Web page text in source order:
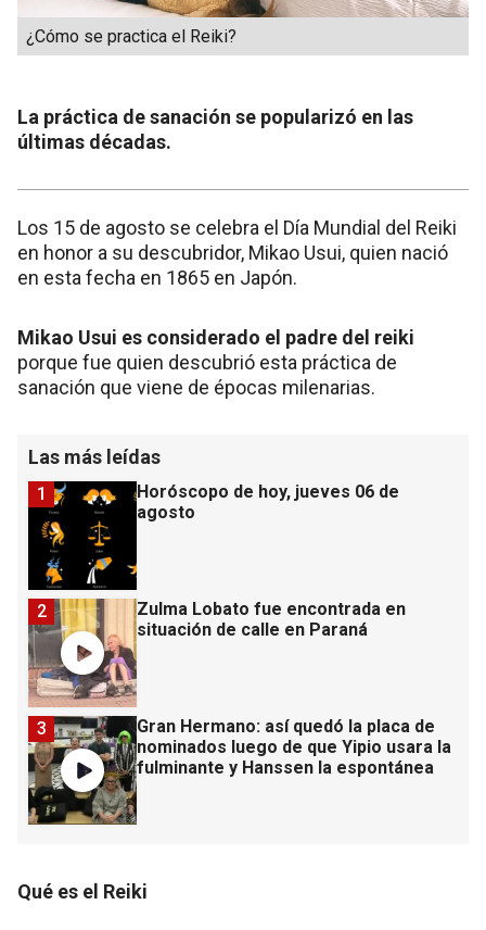
¿Cómo se practica el Reiki?
La práctica de sanación se popularizó en las
últimas décadas.
Los 15 de agosto se celebra el Día Mundial del Reiki
en honor a su descubridor, Mikao Usui, quien nació
en esta fecha en 1865 en Japón.
Mikao Usui es considerado el padre del reiki
porque fue quien descubrió esta práctica de
sanación que viene de épocas milenarias.
Las más leídas
Horóscopo de hoy, jueves 06 de
agosto
1
Zulma Lobato fue encontrada en
situación de calle en Paraná
2
Gran Hermano: así quedó la placa de
nominados luego de que Yipio usara la
fulminante y Hanssen la espontánea
3
Qué es el Reiki